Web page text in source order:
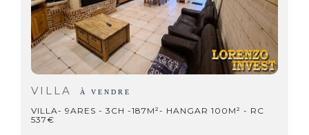
VILLA À VENDRE
VILLA- 9ARES - 3CH -187M²- HANGAR 100M² - RC
537€